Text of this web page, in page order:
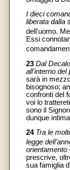
I dieci
liberata dalla
dell'uomo.
Essi
23 Dal
all'interno del
sarà in
bisognoso;
confronti del
voi lo
sono il
dunque
24 Tra le
legge
prescrive,
sua famiglia